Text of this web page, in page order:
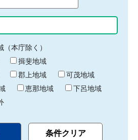
（本庁除く）
揖斐地域
郡上地域
可茂地域
恵那地域
下呂地域